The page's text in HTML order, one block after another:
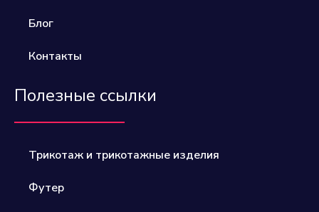
Блог
Контакты
Полезные ссылки
Трикотаж и трикотажные изделия
Футер